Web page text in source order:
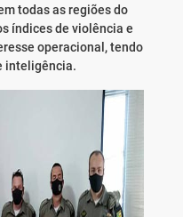
todas as regiões do
índices de violência e
operacional, tendo
inteligência.